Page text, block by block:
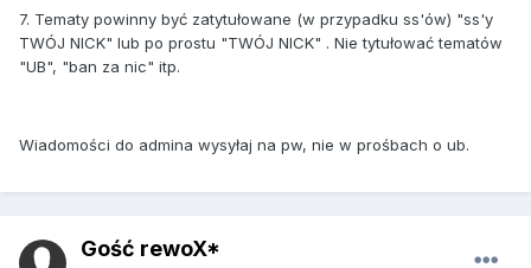
7. Tematy powinny być zatytułowane (w przypadku ss'ów) "ss'y
TWÓJ NICK" lub po prostu "TWÓJ NICK" . Nie tytułować tematów
"UB", "ban za nic" itp.
Wiadomości do admina wysyłaj na pw, nie w prośbach o ub.
Gość rewoX*